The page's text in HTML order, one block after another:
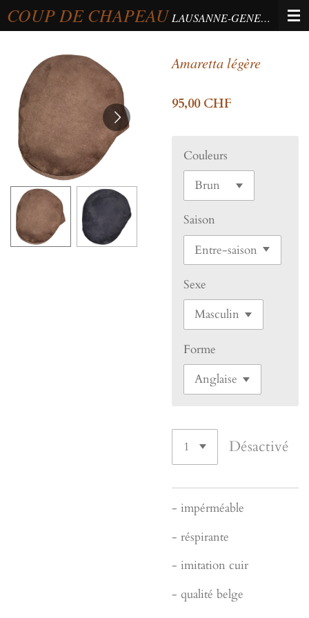
Passer
au
principal
COUP DE CHAPEAU LAUSANNE-GENEVA-BERNE
Amaretta légère
95,00 CHF
Couleurs
Saison
Sexe
Forme
Désactivé
- impérméable
- réspirante
- imitation cuir
- qualité belge